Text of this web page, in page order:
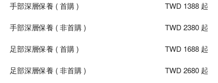
手部深層保養 ( 首購 ) TWD 1388 起
手部深層保養 ( 非首購 ) TWD 2380 起
足部深層保養 ( 首購 ) TWD 1688 起
足部深層保養 ( 非首購 ) TWD 2680 起